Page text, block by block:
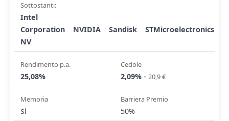
Sottostanti:
Intel
Corporation
NVIDIA Sandisk
STMicroelectronics
NV
Rendimento p.a.
25,08%
Cedole
2,09% - 20,9 €
Memoria
si
Barriera Premio
50%